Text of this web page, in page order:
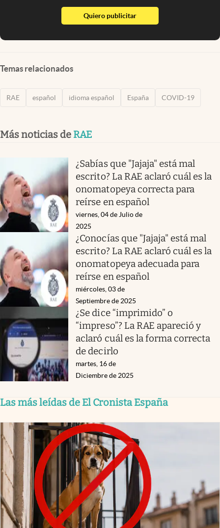
Quiero publicitarabre en nueva pestaña
Temas relacionados
RAE español idioma español España COVID-19
Más noticias de RAE
¿Sabías que "Jajaja" está mal
escrito? La RAE aclaró cuál es la
onomatopeya correcta para
reírse en español
viernes, 04 de Julio de
2025
¿Conocías que "Jajaja" está mal
escrito? La RAE aclaró cuál es la
onomatopeya adecuada para
reírse en español
miércoles, 03 de
Septiembre de 2025
¿Se dice “imprimido” o
“impreso”? La RAE apareció y
aclaró cuál es la forma correcta
de decirlo
martes, 16 de
Diciembre de 2025
Las más leídas de El Cronista España